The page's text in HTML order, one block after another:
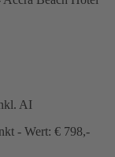
AI
- Wert: € 798,-